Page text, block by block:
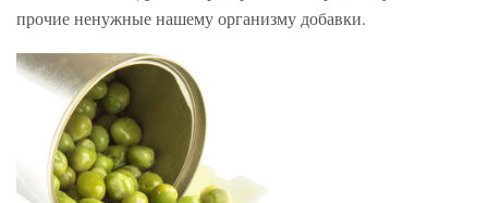
прочие ненужные нашему организму добавки.